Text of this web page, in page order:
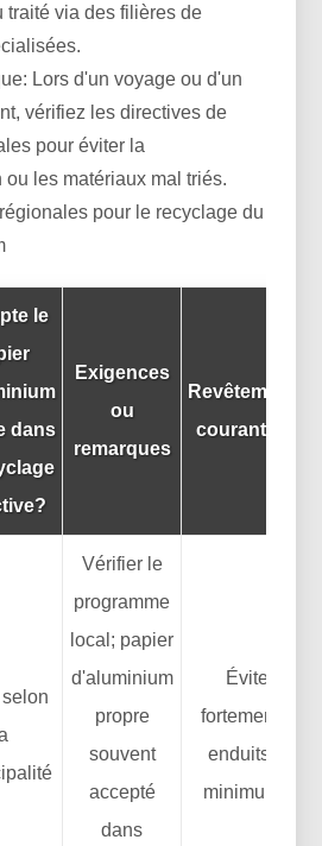
traité via des filières de
Lors d'un voyage ou d'un
vérifiez les directives de
pour éviter la
ou les matériaux mal triés.
pour le recyclage du
le
dans
Exigences
ou
remarques
Revêtements/
courants à
Vérifier le
programme
local; papier
d'aluminium
propre
souvent
accepté
dans
Évitez les
fortement
enduits;
minimum de